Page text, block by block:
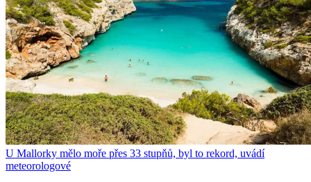
U Mallorky mělo moře přes 33 stupňů, byl to rekord, uvádí
meteorologové